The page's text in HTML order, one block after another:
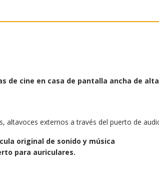
de cine en casa de pantalla ancha de
altavoces externos a través del puerto de
original de sonido y música
para auriculares.